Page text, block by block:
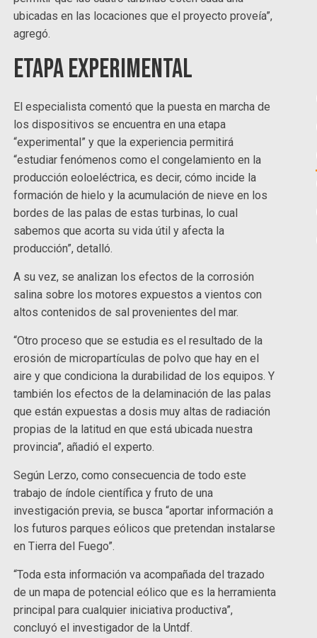
ubicadas en las locaciones que el proyecto proveía”,
agregó.
Etapa experimental
El especialista comentó que la puesta en marcha de
los dispositivos se encuentra en una etapa
“experimental” y que la experiencia permitirá
“estudiar fenómenos como el congelamiento en la
producción eoloeléctrica, es decir, cómo incide la
formación de hielo y la acumulación de nieve en los
bordes de las palas de estas turbinas, lo cual
sabemos que acorta su vida útil y afecta la
producción”, detalló.
A su vez, se analizan los efectos de la corrosión
salina sobre los motores expuestos a vientos con
altos contenidos de sal provenientes del mar.
“Otro proceso que se estudia es el resultado de la
erosión de micropartículas de polvo que hay en el
aire y que condiciona la durabilidad de los equipos. Y
también los efectos de la delaminación de las palas
que están expuestas a dosis muy altas de radiación
propias de la latitud en que está ubicada nuestra
provincia”, añadió el experto.
Según Lerzo, como consecuencia de todo este
trabajo de índole científica y fruto de una
investigación previa, se busca “aportar información a
los futuros parques eólicos que pretendan instalarse
en Tierra del Fuego”.
“Toda esta información va acompañada del trazado
de un mapa de potencial eólico que es la herramienta
principal para cualquier iniciativa productiva”,
concluyó el investigador de la Untdf.